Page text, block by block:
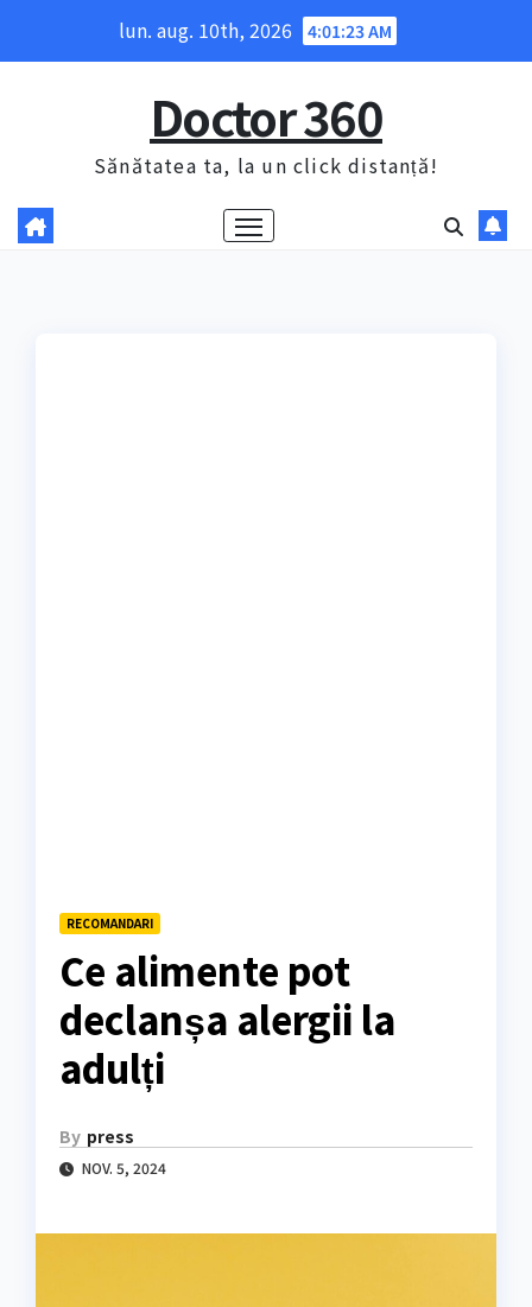
lun. aug. 10th, 2026 4:01:24 AM
Doctor 360
Sănătatea ta, la un click distanță!
RECOMANDARI
Ce alimente pot
declanșa alergii la
adulți
By press
NOV. 5, 2024